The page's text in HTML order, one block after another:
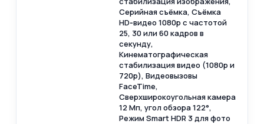
Серийная съёмка, Съёмка
HD‑видео 1080p с частотой
25, 30 или 60 кадров в
секунду,
Кинематографическая
стабилизация видео (1080p и
720p), Видеовызовы
FaceTime,
Сверхширокоугольная камера
12 Мп, угол обзора 122°,
Режим Smart HDR 3 для фото